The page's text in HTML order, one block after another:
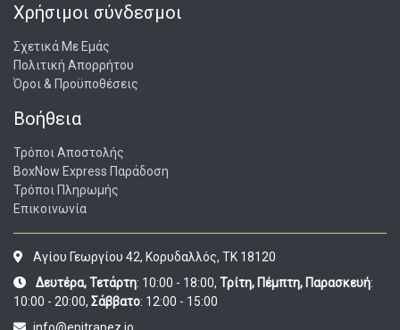
Χρήσιμοι σύνδεσμοι
Σχετικά Με Εμάς
Πολιτική Απορρήτου
Όροι & Προϋποθέσεις
Βοήθεια
Τρόποι Αποστολής
BoxNow Express Παράδοση
Τρόποι Πληρωμής
Επικοινωνία
Αγίου Γεωργίου 42, Κορυδαλλός, ΤΚ 18120
Δευτέρα, Τετάρτη: 10:00 - 18:00, Τρίτη, Πέμπτη, Παρασκευή:
10:00 - 20:00, Σάββατο: 12:00 - 15:00